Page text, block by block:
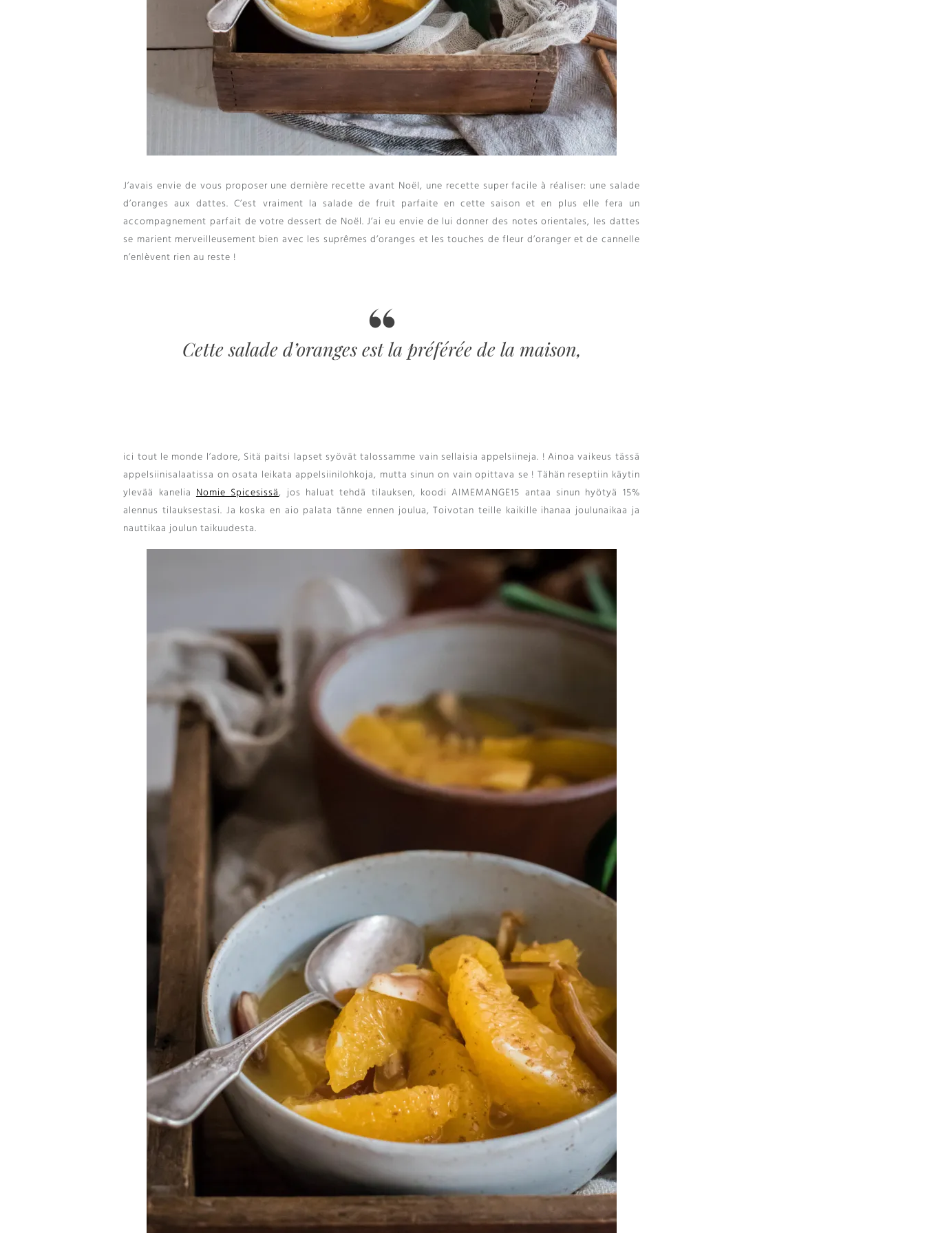
J’avais envie de vous proposer une dernière recette avant Noël, une recette super facile à réaliser: une salade
d’oranges aux dattes.C’est vraiment la salade de fruit parfaite en cette saison et en plus elle fera un
accompagnement parfait de votre dessert de Noël.J’ai eu envie de lui donner des notes orientales, les dattes
se marient merveilleusement bien avec les suprêmes d’oranges et les touches de fleur d’oranger et de cannelle
n’enlèvent rien au reste !
Cette salade d’oranges est la préférée de la maison,
ici tout le monde l’adore, Sitä paitsi lapset syövät talossamme vain sellaisia ​​appelsiineja. ! Ainoa vaikeus tässä
appelsiinisalaatissa on osata leikata appelsiinilohkoja, mutta sinun on vain opittava se ! Tähän reseptiin käytin
ylevää kanelia Nomie Spicesissä, jos haluat tehdä tilauksen, koodi AIMEMANGE15 antaa sinun hyötyä 15%
alennus tilauksestasi. Ja koska en aio palata tänne ennen joulua, Toivotan teille kaikille ihanaa joulunaikaa ja
nauttikaa joulun taikuudesta.